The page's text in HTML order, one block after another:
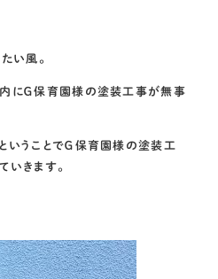
い風。
にＧ保育園様の塗装工事が無事
いうことでＧ保育園様の塗装工
いきます。